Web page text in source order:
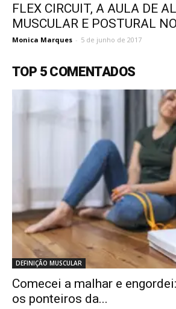
FLEX CIRCUIT, A AULA DE
MUSCULAR E POSTURAL
Monica Marques - 5 de junho de 2017
TOP 5 COMENTADOS
DEFINIÇÃO MUSCULAR
Comecei a malhar e
os ponteiros da...